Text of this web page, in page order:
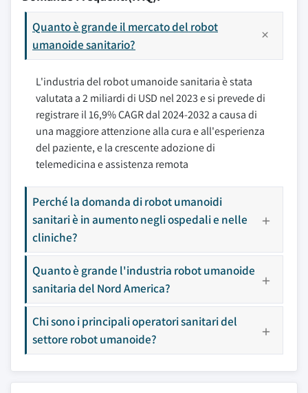
Quanto è grande il mercato del robot
umanoide sanitario?
L'industria del robot umanoide sanitaria è stata
valutata a 2 miliardi di USD nel 2023 e si prevede di
registrare il 16,9% CAGR dal 2024-2032 a causa di
una maggiore attenzione alla cura e all'esperienza
del paziente, e la crescente adozione di
telemedicina e assistenza remota
Perché la domanda di robot umanoidi
sanitari è in aumento negli ospedali e nelle
cliniche?
Quanto è grande l'industria robot umanoide
sanitaria del Nord America?
Chi sono i principali operatori sanitari del
settore robot umanoide?